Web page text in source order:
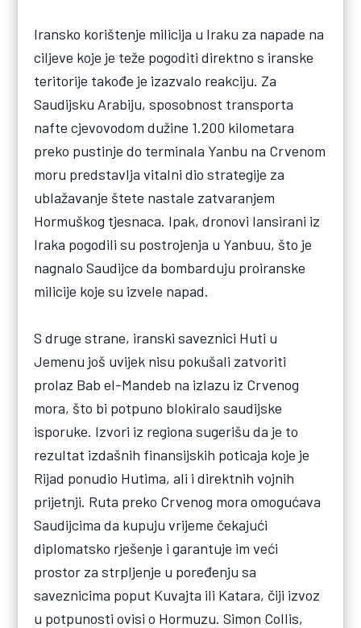
Iransko korištenje milicija u Iraku za napade na
ciljeve koje je teže pogoditi direktno s iranske
teritorije takođe je izazvalo reakciju. Za
Saudijsku Arabiju, sposobnost transporta
nafte cjevovodom dužine 1.200 kilometara
preko pustinje do terminala Yanbu na Crvenom
moru predstavlja vitalni dio strategije za
ublažavanje štete nastale zatvaranjem
Hormuškog tjesnaca. Ipak, dronovi lansirani iz
Iraka pogodili su postrojenja u Yanbuu, što je
nagnalo Saudijce da bombarduju proiranske
milicije koje su izvele napad.
S druge strane, iranski saveznici Huti u
Jemenu još uvijek nisu pokušali zatvoriti
prolaz Bab el-Mandeb na izlazu iz Crvenog
mora, što bi potpuno blokiralo saudijske
isporuke. Izvori iz regiona sugerišu da je to
rezultat izdašnih finansijskih poticaja koje je
Rijad ponudio Hutima, ali i direktnih vojnih
prijetnji. Ruta preko Crvenog mora omogućava
Saudijcima da kupuju vrijeme čekajući
diplomatsko rješenje i garantuje im veći
prostor za strpljenje u poređenju sa
saveznicima poput Kuvajta ili Katara, čiji izvoz
u potpunosti ovisi o Hormuzu. Simon Collis,